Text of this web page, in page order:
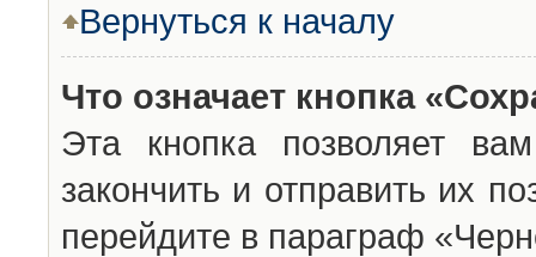
Вернуться к началу
Что означает кнопка
Эта кнопка позволяет
закончить и отправить их
перейдите в параграф